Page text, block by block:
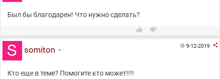
Был бы благодарен! Что нужно сделать?
 
9-12-2019 
somiton
Кто еще в теме? Помогите кто может!!!!